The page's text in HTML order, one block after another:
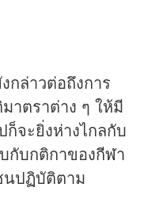
ล่าวต่อถึงการ
าตราต่าง ๆ ให้มี
ก็จะยิ่งห่างไกลกับ
กับกติกาของกีฬา
ปฏิบัติตาม